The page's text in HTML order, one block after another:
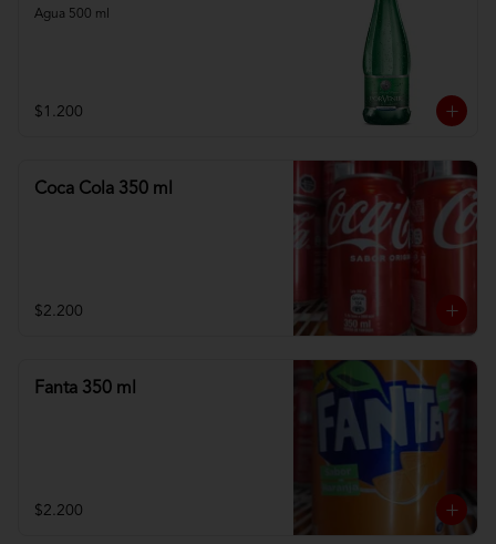
Agua 500 ml
$1.200
Coca Cola 350 ml
$2.200
Fanta 350 ml
$2.200